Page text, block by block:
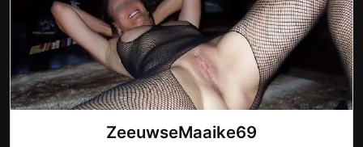
ZeeuwseMaaike69